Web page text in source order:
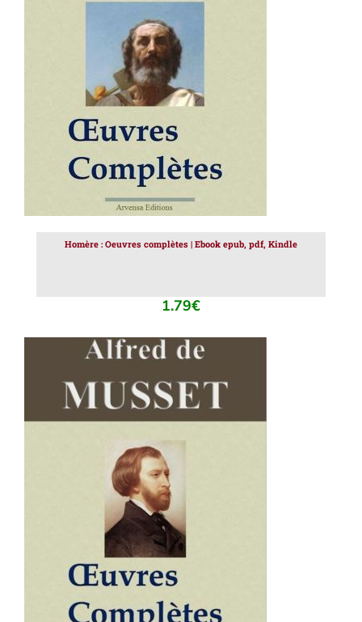
AJOUTER AU PANIER /
Homère : Oeuvres complètes | Ebook epub, pdf, Kindle
1.79€
AJOUTER AU PANIER